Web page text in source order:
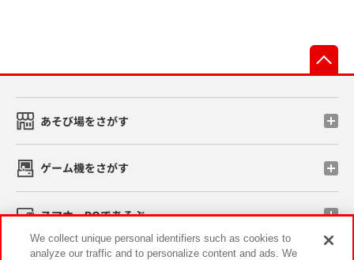
あそび場をさがす
ゲーム機をさがす
スマホ・PCであそぶ
We collect unique personal identifiers such as cookies to
analyze our traffic and to personalize content and ads. We